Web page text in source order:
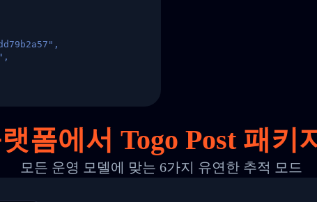
폼에서 Togo Post 패키
모든 운영 모델에 맞는 6가지 유연한 추적 모드